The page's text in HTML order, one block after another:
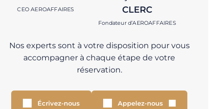
CEO AEROAFFAIRES
CLERC
Fondateur d’AEROAFFAIRES
Nos experts sont à votre disposition pour vous
accompagner à chaque étape de votre
réservation.
Écrivez-nous Appelez-nous